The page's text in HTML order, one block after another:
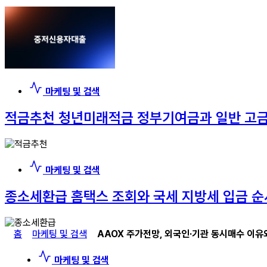
마케팅 및 검색
적금추천 청년미래적금 정부기여금과 일반 고
마케팅 및 검색
종소세환급 홈택스 조회와 국세 지방세 입금 순
홈 마케팅 및 검색 AAOX 주가전망, 외국인·기관 동시매수 이유
마케팅 및 검색